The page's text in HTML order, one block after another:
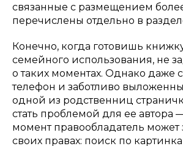
связанные с размещением
перечислены отдельно в
Конечно, когда готовишь
семейного использования, не
о таких моментах. Однако даже
телефон и заботливо
одной из родственниц
стать проблемой для ее автора
момент правообладатель может
своих правах: поиск по